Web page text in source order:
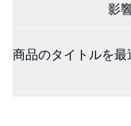
影
商品のタイトルを